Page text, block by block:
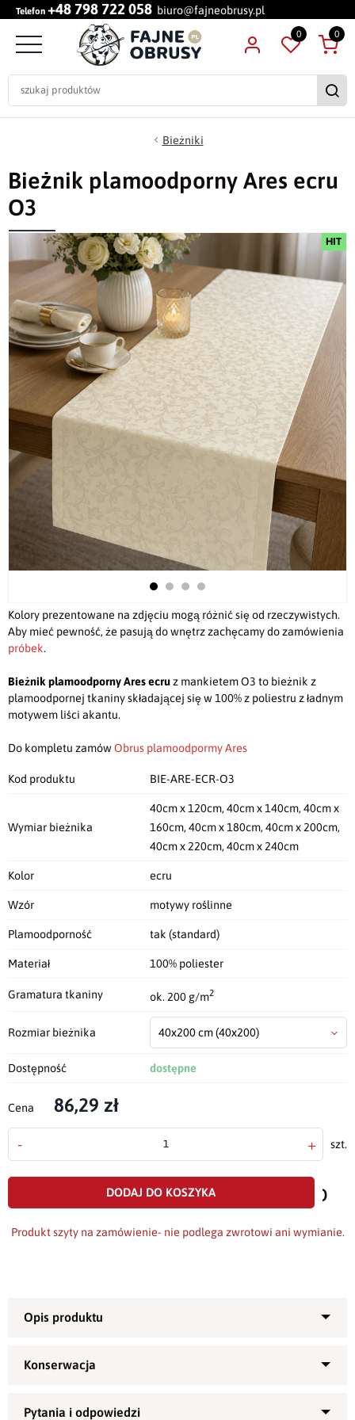
Telefon +48 798 722 058 biuro@fajneobrusy.pl
0 0
Bieżniki
HIT
Bieżnik plamoodporny Ares ecru
O3
Kolory prezentowane na zdjęciu mogą różnić się od rzeczywistych.
Aby mieć pewność, że pasują do wnętrz zachęcamy do zamówienia
próbek.
Bieżnik plamoodpornyAres ecruz mankietem O3 to bieżnik z
plamoodpornej tkaniny składającej się w 100% z poliestru z ładnym
motywem liści akantu.
Do kompletu zamówObrus plamoodpormy Ares
Kod produktu BIE-ARE-ECR-O3
Wymiar bieżnika
40cm x 120cm, 40cm x 140cm, 40cm x
160cm, 40cm x 180cm, 40cm x 200cm,
40cm x 220cm, 40cm x 240cm
Kolor ecru
Wzór motywy roślinne
Plamoodporność tak (standard)
Materiał 100% poliester
Gramatura tkaniny ok. 200 g/m2
Rozmiar bieżnika 40x200 cm(40x200)
Dostępność dostępne
Cena 86,29 zł
- + szt.
DODAJ DO KOSZYKA
do
Produkt szyty na zamówienie- nie podlega zwrotowi ani wymianie.
200g/m 2.
Tkanina z której został uszyty bieżnik ma kolor ecru oraz